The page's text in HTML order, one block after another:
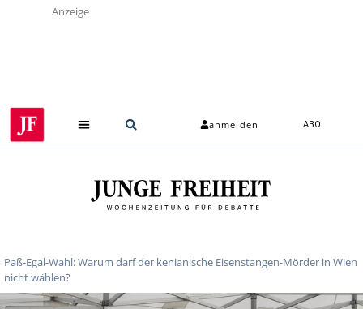
Anzeige
anmelden ABO
Paß-Egal-Wahl: Warum darf der kenianische Eisenstangen-Mörder in Wien
nicht wählen?